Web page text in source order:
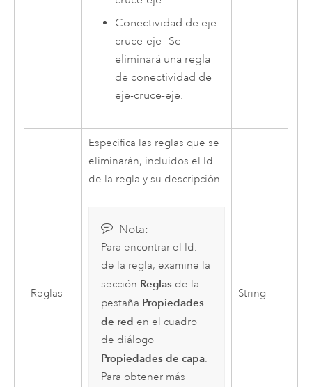
Conectividad de eje-
cruce-eje—Se
eliminará una regla
de conectividad de
eje-cruce-eje.
Reglas
Especifica las reglas que se
eliminarán, incluidos el Id.
de la regla y su descripción.
Nota:
Para encontrar el Id.
de la regla, examine la
sección Reglas de la
pestaña Propiedades
de red en el cuadro
de diálogo
Propiedades de capa.
Para obtener más
String